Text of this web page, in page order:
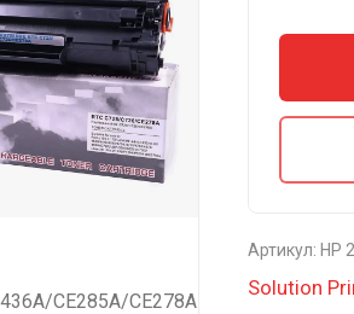
CE285A/CE278A
Артикул: HP
Solution